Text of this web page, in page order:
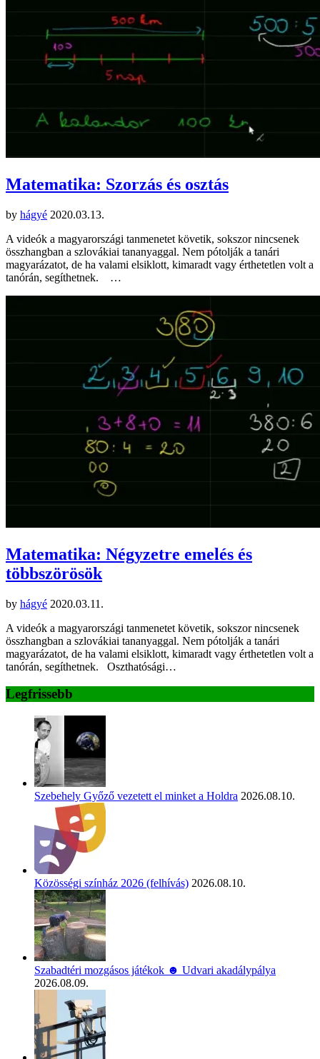
Matematika: Szorzás és osztás
by hágyé 2020.03.13.
A videók a magyarországi tanmenetet követik, sokszor nincsenek
összhangban a szlovákiai tananyaggal. Nem pótolják a tanári
magyarázatot, de ha valami elsiklott, kimaradt vagy érthetetlen volt a
tanórán, segíthetnek. …
Matematika: Négyzetre emelés és
többszörösök
by hágyé 2020.03.11.
A videók a magyarországi tanmenetet követik, sokszor nincsenek
összhangban a szlovákiai tananyaggal. Nem pótolják a tanári
magyarázatot, de ha valami elsiklott, kimaradt vagy érthetetlen volt a
tanórán, segíthetnek. Oszthatósági…
Legfrissebb
Szebehely Győző vezetett el minket a Holdra 2026.08.10.
Közösségi színház 2026 (felhívás) 2026.08.10.
Szabadtéri mozgásos játékok ☻ Udvari akadálypálya
2026.08.09.